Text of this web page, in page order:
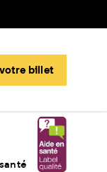
billet